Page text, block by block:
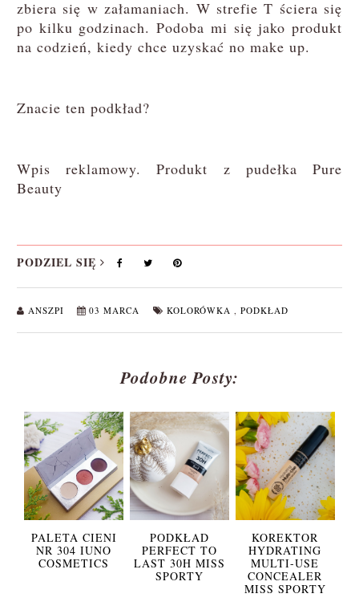
zbiera się w załamaniach. W strefie T ściera się
po kilku godzinach. Podoba mi się jako produkt
na codzień, kiedy chce uzyskać no make up.
Znacie ten podkład?
Wpis reklamowy. Produkt z pudełka Pure
Beauty
PODZIEL SIĘ
ANSZPI 03 MARCA KOLORÓWKA , PODKŁAD
Podobne Posty:
PALETA CIENI
NR 304 IUNO
COSMETICS
PODKŁAD
PERFECT TO
LAST 30H MISS
SPORTY
KOREKTOR
HYDRATING
MULTI-USE
CONCEALER
MISS SPORTY